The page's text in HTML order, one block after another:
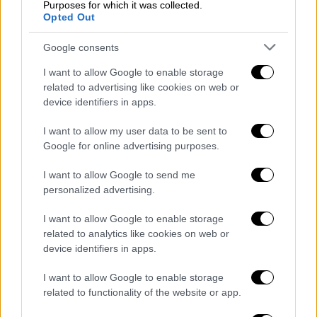
Purposes for which it was collected.
Opted Out
Google consents
I want to allow Google to enable storage
related to advertising like cookies on web or
device identifiers in apps.
I want to allow my user data to be sent to
Google for online advertising purposes.
I want to allow Google to send me
personalized advertising.
I want to allow Google to enable storage
related to analytics like cookies on web or
device identifiers in apps.
I want to allow Google to enable storage
related to functionality of the website or app.
Για όλα φταίει ο Έλον Μασκ;
Σύμφωνα με τον φυσικό στο Πανεπιστήμιο
του Όκλαντ, Richard Easther, πιθανότατα η
πραγματικότητα ήταν λίγο πιο πεζή. Όπως
σημείωσε ο ίδιος, το φαινόμενο ήταν
«παράξενο αλλά εύκολα εξηγήσιμο». Όπως
σχηματισμοί εμφανίζονται κάποιες φορές,
όταν ένας πύραυλος μεταφέρει έναν
δορυφόρο σε τροχιά. «Όταν το προωθητικό
εκτοξεύεται από το πίσω μέρος, έχουμε
ουσιαστικά νερό και διοξείδιο του άνθρακα -
αυτό σχηματίζει για λίγο ένα σύννεφο στο
διάστημα που φωτίζεται από τον ήλιο»,